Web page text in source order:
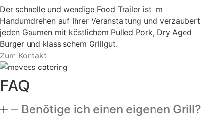
Der schnelle und wendige Food Trailer ist im
Handumdrehen auf Ihrer Veranstaltung und verzaubert
jeden Gaumen mit köstlichem Pulled Pork, Dry Aged
Burger und klassischem Grillgut.
Zum Kontakt
FAQ
Benötige ich einen eigenen Grill?